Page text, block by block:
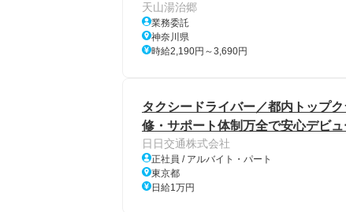
天山湯治郷
業務委託
神奈川県
時給2,190円～3,690円
タクシードライバー／都内トップ
修・サポート体制万全で安心デビ
日日交通株式会社
正社員 / アルバイト・パート
東京都
日給1万円